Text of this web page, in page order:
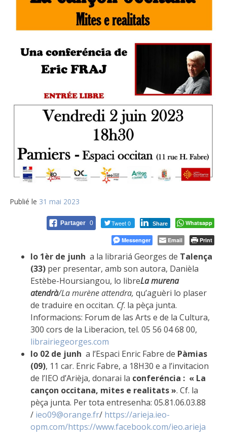
Publié le 31 mai 2023
Partager 0 Tweet 0 Share Whatsapp
Messenger Email Print
lo 1èr de junh a la librariá Georges de Talença
(33) per presentar, amb son autora, Danièla
Estèbe-Hoursiangou, lo libreLa murena
atendrà/La murène attendra, qu’aguèri lo plaser
de traduire en occitan. Cf. la pèça junta.
Informacions: Forum de las Arts e de la Cultura,
300 cors de la Liberacion, tel. 05 56 04 68 00,
librairiegeorges.com
lo 02 de junh a l’Espaci Enric Fabre de Pàmias
(09), 11 car. Enric Fabre, a 18H30 e a l’invitacion
de l’IEO d’Arièja, donarai la conferéncia : « La
cançon occitana, mites e realitats ». Cf. la
pèça junta. Per tota entresenha: 05.81.06.03.88
/ ieo09@orange.fr/ https://arieja.ieo-
opm.com/https://www.facebook.com/ieo.arieja